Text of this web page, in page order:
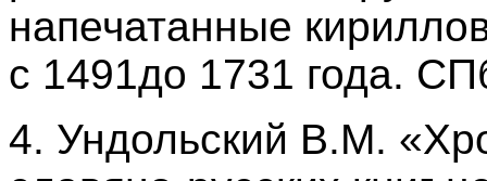
напечатанные
с 1491до 1731 года.
4. Ундольский В.М.